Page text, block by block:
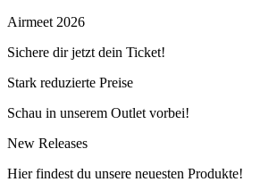
Airmeet 2026
Sichere dir jetzt dein Ticket!
Stark reduzierte Preise
Schau in unserem Outlet vorbei!
New Releases
Hier findest du unsere neuesten Produkte!